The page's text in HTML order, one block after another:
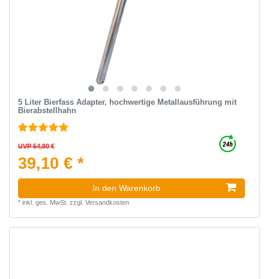
5 Liter Bierfass Adapter, hochwertige Metallausführung mit
Bierabstellhahn
UVP 54,80 €
39,10 € *
In den Warenkorb
* inkl. ges. MwSt. zzgl. Versandkosten